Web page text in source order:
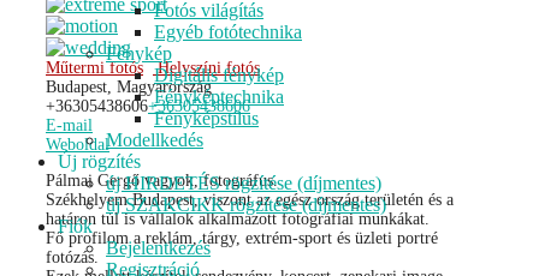
Fotós világítás
Egyéb fotótechnika
Fénykép
Digitális fénykép
Fényképtechnika
Fényképstílus
Modellkedés
Új rögzítés
új HIRDETÉS rögzítése (díjmentes)
új SZAKCIKK rögzítése (díjmentes)
Fiók
Bejelentkezés
Regisztráció
Műtermi fotós Helyszíni fotós
Budapest, Magyarország
+36305438606+36305438606
E-mail
Weboldal
Pálmai Gergő vagyok, fotográfus.
Székhelyem Budapest, viszont az egész ország területén és a
határon túl is vállalok alkalmazott fotográfiai munkákat.
Fő profilom a reklám, tárgy, extrém-sport és üzleti portré
fotózás.